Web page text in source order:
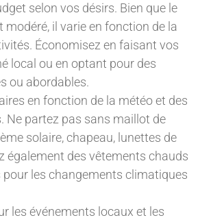
selon vos désirs. Bien que le
modéré, il varie en fonction de la
Économisez en faisant vos
local ou en optant pour des
ou abordables.
en fonction de la météo et des
Ne partez pas sans maillot de
solaire, chapeau, lunettes de
également des vêtements chauds
les changements climatiques
les événements locaux et les